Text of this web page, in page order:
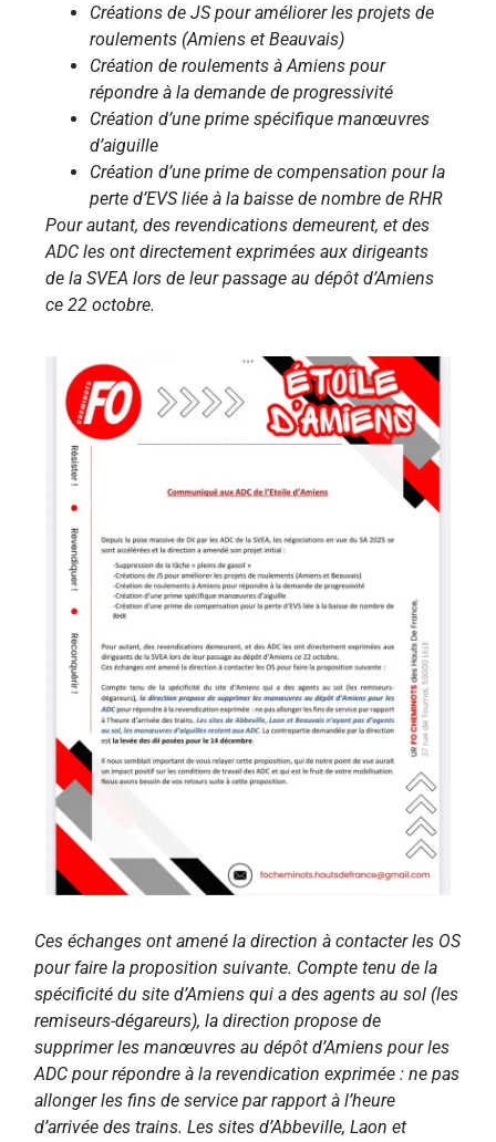
Créations de JS pour améliorer les projets de
roulements (Amiens et Beauvais)
Création de roulements à Amiens pour
répondre à la demande de progressivité
Création d’une prime spécifique manœuvres
d’aiguille
Création d’une prime de compensation pour la
perte d’EVS liée à la baisse de nombre de RHR
Pour autant, des revendications demeurent, et des
ADC les ont directement exprimées aux dirigeants
de la SVEA lors de leur passage au dépôt d’Amiens
ce 22 octobre.
Ces échanges ont amené la direction à contacter les OS
pour faire la proposition suivante. Compte tenu de la
spécificité du site d’Amiens qui a des agents au sol (les
remiseurs-dégareurs), la direction propose de
supprimer les manœuvres au dépôt d’Amiens pour les
ADC pour répondre à la revendication exprimée : ne pas
allonger les fins de service par rapport à l’heure
d’arrivée des trains. Les sites d’Abbeville, Laon et